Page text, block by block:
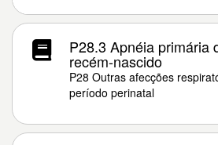
P28.3 Apnéia primária
recém-nascido
P28 Outras afecções
período perinatal